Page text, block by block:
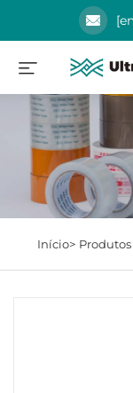
Início> Produtos